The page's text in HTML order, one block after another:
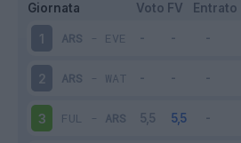
Giornata Voto FV Entrato
1 ARS - EVE
2 ARS - WAT
3 FUL - ARS